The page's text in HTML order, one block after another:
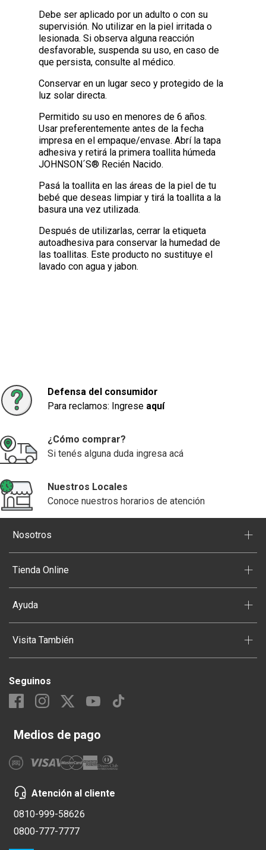
Debe ser aplicado por un adulto o con su
supervisión. No utilizar en la piel irritada o
lesionada. Si observa alguna reacción
desfavorable, suspenda su uso, en caso de
que persista, consulte al médico.
Conservar en un lugar seco y protegido de la
luz solar directa.
Permitido su uso en menores de 6 años.
Usar preferentemente antes de la fecha
impresa en el empaque/envase. Abrí la tapa
adhesiva y retirá la primera toallita húmeda
JOHNSON´S® Recién Nacido.
Pasá la toallita en las áreas de la piel de tu
bebé que deseas limpiar y tirá la toallita a la
basura una vez utilizada.
Después de utilizarlas, cerrar la etiqueta
autoadhesiva para conservar la humedad de
las toallitas. Este producto no sustituye el
lavado con agua y jabon.
Defensa del consumidor
Para reclamos: Ingrese aquí
¿Cómo comprar?
Si tenés alguna duda ingresa acá
Nuestros Locales
Conoce nuestros horarios de atención
Nosotros +
Tienda Online +
Ayuda +
Visita También +
Seguinos
Medios de pago
Atención al cliente
0810-999-58626
0800-777-7777